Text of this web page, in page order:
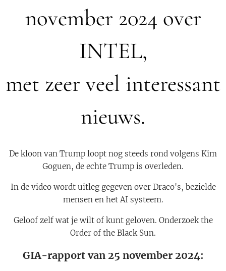
november 2024 over
INTEL,
met zeer veel interessant
nieuws.
De kloon van Trump loopt nog steeds rond volgens Kim
Goguen, de echte Trump is overleden.
In de video wordt uitleg gegeven over Draco's, bezielde
mensen en het AI systeem.
Geloof zelf wat je wilt of kunt geloven. Onderzoek the
Order of the Black Sun.
GIA-rapport van 25 november 2024: